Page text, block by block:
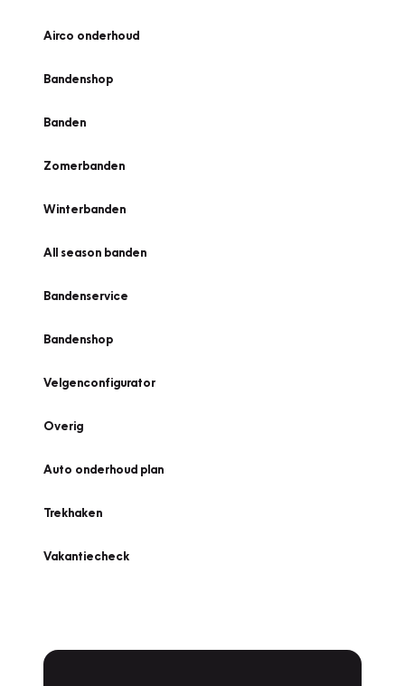
Airco onderhoud
Bandenshop
Banden
Zomerbanden
Winterbanden
All season banden
Bandenservice
Bandenshop
Velgenconfigurator
Overig
Auto onderhoud plan
Trekhaken
Vakantiecheck